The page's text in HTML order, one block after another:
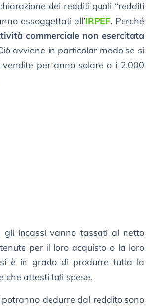
dei redditi quali “redditi
assoggettati all’IRPEF. Perché
commerciale non esercitata
avviene in particolar modo se si
per anno solare o i 2.000
gli incassi vanno tassati al netto
per il loro acquisto o la loro
è in grado di produrre tutta la
che attesti tali spese.
potranno dedurre dal reddito sono